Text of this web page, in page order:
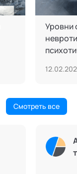
Уровни
Смотреть все